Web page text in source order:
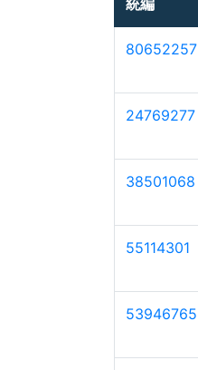
統編
80652257
24769277
38501068
55114301
53946765